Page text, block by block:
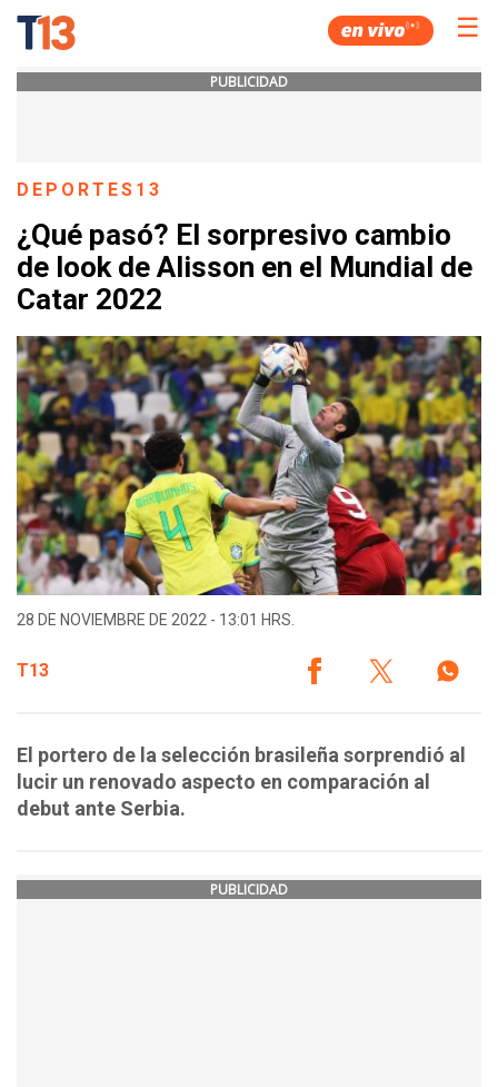
☰
PUBLICIDAD
DEPORTES13
¿Qué pasó? El sorpresivo cambio
de look de Alisson en el Mundial de
Catar 2022
28 DE NOVIEMBRE DE 2022 - 13:01 HRS.
T13
El portero de la selección brasileña sorprendió al
lucir un renovado aspecto en comparación al
debut ante Serbia.
PUBLICIDAD